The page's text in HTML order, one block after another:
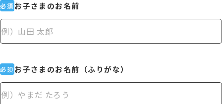
必須 お子さまのお名前
必須 お子さまのお名前（ふりがな）